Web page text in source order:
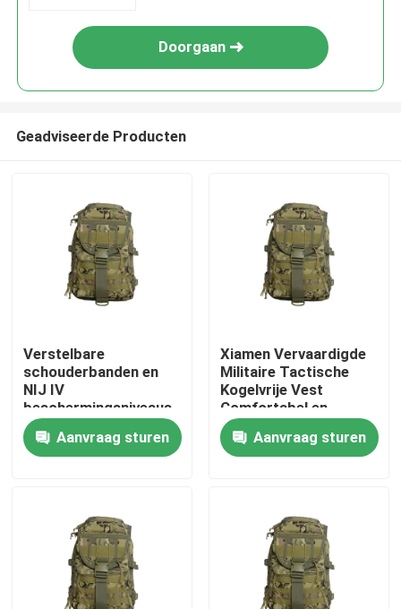
Thuis
Video's
Doorgaan
Geadviseerde Producten
Verstelbare
schouderbanden en
NIJ IV
beschermingsniveaus
Voetbal training vest
voor ultieme
prestaties
Aanvraag sturen
Xiamen Vervaardigde
Militaire Tactische
Kogelvrije Vest
Comfortabel en
Monster Verstrekt
Aanvraag sturen